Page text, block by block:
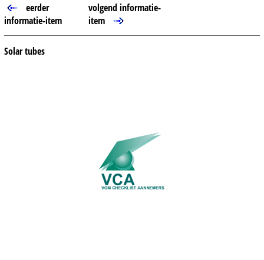
eerder
informatie-item
volgend informatie-
item
Solar tubes